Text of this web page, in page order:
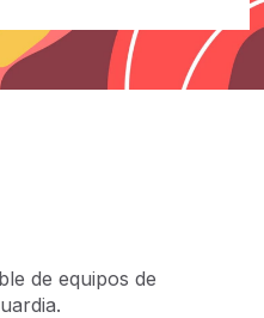
de equipos de